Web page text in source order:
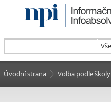
Úvodní strana Volba podle školy